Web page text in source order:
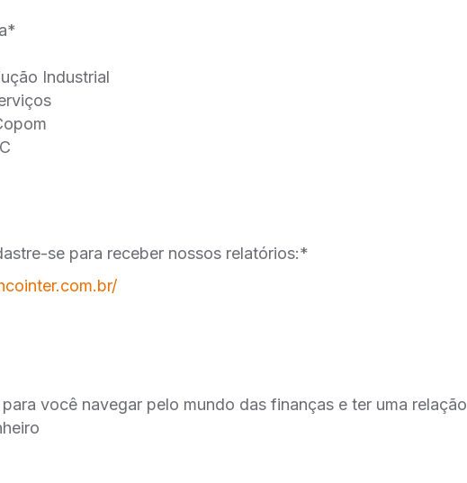
Industrial
se para receber nossos relatórios:*
você navegar pelo mundo das finanças e ter uma relação